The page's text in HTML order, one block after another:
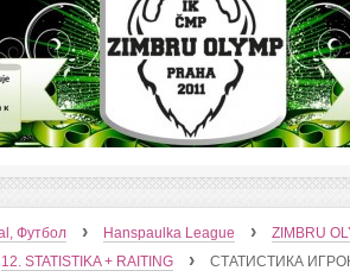
Футбол › Hanspaulka League › ZIMBRU
12. STATISTIKA + RAITING › СТАТИСТИКА